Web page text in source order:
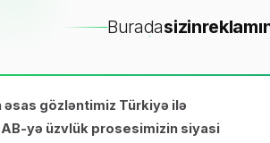
Buradasizin
gözləntimiz Türkiyə ilə
yə üzvlük prosesimizin siyasi